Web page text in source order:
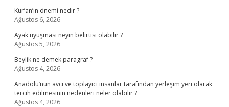
Kur’an’ın önemi nedir ?
Ağustos 6, 2026
Ayak uyuşması neyin belirtisi olabilir ?
Ağustos 5, 2026
Beylik ne demek paragraf ?
Ağustos 4, 2026
Anadolu’nun avcı ve toplayıcı insanlar tarafından yerleşim yeri olarak
tercih edilmesinin nedenleri neler olabilir ?
Ağustos 4, 2026